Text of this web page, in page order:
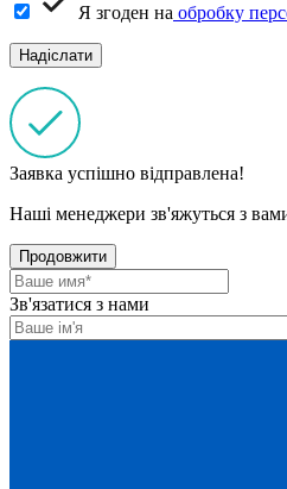
Я згоден на обробку
Заявка успішно відправлена!
Наші менеджери зв'яжуться з
Продовжити
Зв'язатися з нами